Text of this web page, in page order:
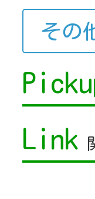
その
Link